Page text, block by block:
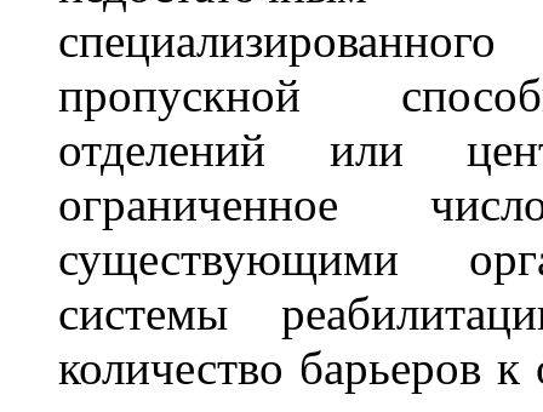
пропускной
отделений или
ограниченное
существующими
системы
количество барьеров